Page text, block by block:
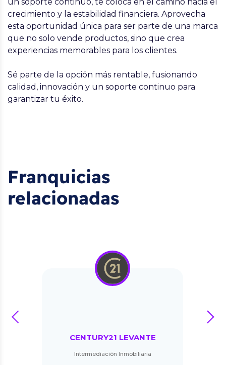
crecimiento y la estabilidad financiera. Aprovecha
esta oportunidad única para ser parte de una marca
que no solo vende productos, sino que crea
experiencias memorables para los clientes.
Sé parte de la opción más rentable, fusionando
calidad, innovación y un soporte continuo para
garantizar tu éxito.
Franquicias
relacionadas
CENTURY21 LEVANTE
Intermediación Inmobiliaria
prev next